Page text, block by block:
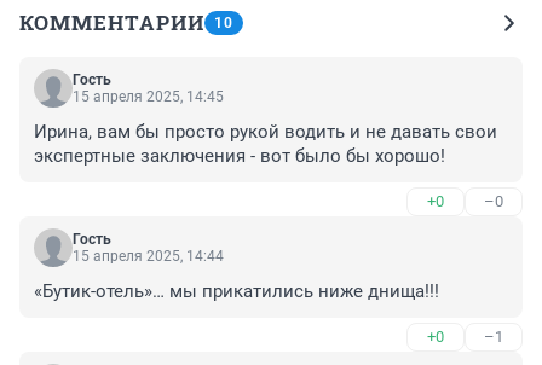
КОММЕНТАРИИ 10
Гость
15 апреля 2025, 14:45
Ирина, вам бы просто рукой водить и не давать свои
экспертные заключения - вот было бы хорошо!
+0 –0
Гость
15 апреля 2025, 14:44
«Бутик-отель»… мы прикатились ниже днища!!!
+0 –1